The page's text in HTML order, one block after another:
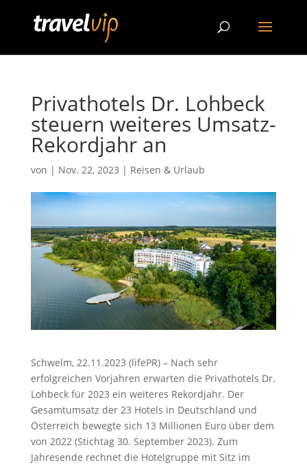
Privathotels Dr. Lohbeck
steuern weiteres Umsatz-
Rekordjahr an
von | Nov. 22, 2023 | Reisen & Urlaub
Schwelm, 22.11.2023 (lifePR) – Nach sehr
erfolgreichen Vorjahren erwarten die Privathotels Dr.
Lohbeck für 2023 ein weiteres Rekordjahr. Der
Gesamtumsatz der 23 Hotels in Deutschland und
Österreich bewegte sich 13 Millionen Euro über dem
von 2022 (Stichtag 30. September 2023). Zum
Jahresende rechnet die Hotelgruppe mit Sitz im